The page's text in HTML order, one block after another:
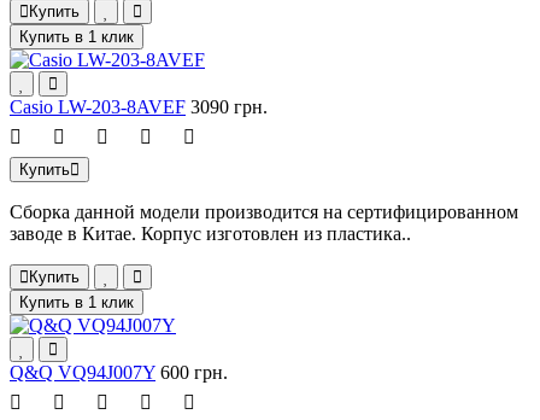
Купить
Купить в 1 клик
Casio LW-203-8AVEF 3090 грн.
Купить
Сборка данной модели производится на сертифицированном
заводе в Китае. Корпус изготовлен из пластика..
Купить
Купить в 1 клик
Q&Q VQ94J007Y 600 грн.